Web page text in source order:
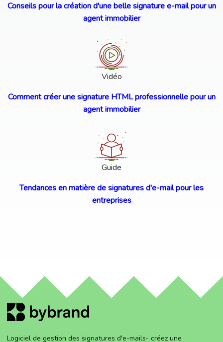
Conseils pour la création d'une belle signature e-mail pour un
agent immobilier
Vidéo
Comment créer une signature HTML professionnelle pour un
agent immobilier
Guide
Tendances en matière de signatures d'e-mail pour les
entreprises
Logiciel de gestion des signatures d'e-mails- créez une